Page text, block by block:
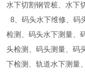
水下切割钢管桩、水下
8、码头水下维修、码
检测、码头水下测量、
头检测、码头测量、码
下检测、轨道水下测量